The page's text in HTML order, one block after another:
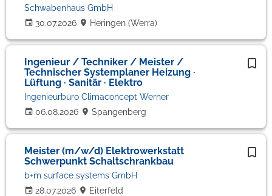
30.07.2026
Schwabenhaus GmbH
Heringen (Werra)
Ingenieur / Techniker / Meister /
Technischer Systemplaner Heizung ·
Lüftung · Sanitär · Elektro
06.08.2026
Ingenieurbüro Climaconcept Werner
Spangenberg
Meister (m/w/d) Elektrowerkstatt
Schwerpunkt Schaltschrankbau
28.07.2026
b+m surface systems GmbH
Eiterfeld